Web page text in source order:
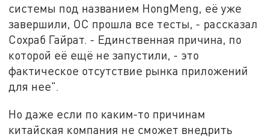
системы под названием HongMeng, её уже
завершили, ОС прошла все тесты, - рассказал
Сохраб Гайрат. - Единственная причина, по
которой её ещё не запустили, - это
фактическое отсутствие рынка приложений
для нее".
Но даже если по каким-то причинам
китайская компания не сможет внедрить